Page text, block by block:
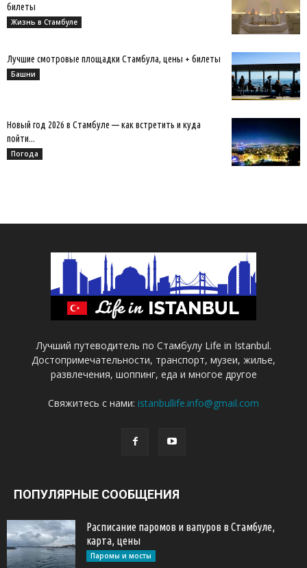
билеты
Жизнь в Стамбуле
Лучшие смотровые площадки Стамбула, цены + билеты
Башни
Новый год 2026 в Стамбуле — как встретить и куда
пойти...
Погода
Лучший путеводитель по Стамбулу Life in Istanbul.
Достопримечательности, транспорт, музеи, жилье,
развлечения, шоппинг, еда и многое другое
Свяжитесь с нами: istanbullife.info@gmail.com
ПОПУЛЯРНЫЕ СООБЩЕНИЯ
Расписание паромов и вапуров в Стамбуле,
карта, цены
Паромы и мосты